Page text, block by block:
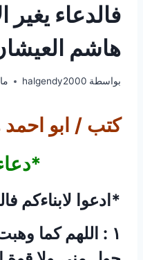
فالدعاء يغير
هاشم
بواسطة halgendy2000
كتب / ابو
‏*ادعوا لابناءكم
‏١ : اللهم كما